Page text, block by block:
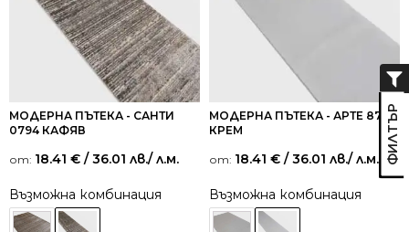
МОДЕРНА ПЪТЕКА - САНТИ
0794 КАФЯВ
от: 18.41 € / 36.01 лв./ л.м.
Възможна комбинация
МОДЕРНА ПЪТЕКА - АРТЕ 877
КРЕМ
от: 18.41 € / 36.01 лв./ л.м.
Възможна комбинация